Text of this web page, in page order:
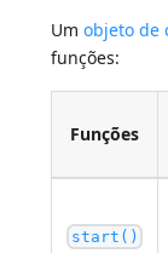
Umobjeto de
funções:
Funções
start()